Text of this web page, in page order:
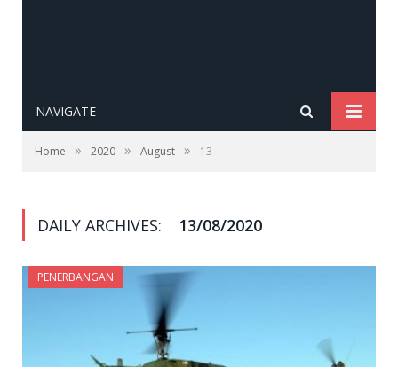
NAVIGATE
Home » 2020 » August » 13
DAILY ARCHIVES: 13/08/2020
PENERBANGAN